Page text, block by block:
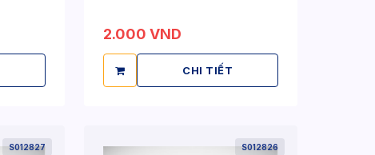
2.000 VND
CHI TIẾT
S012827 S012826